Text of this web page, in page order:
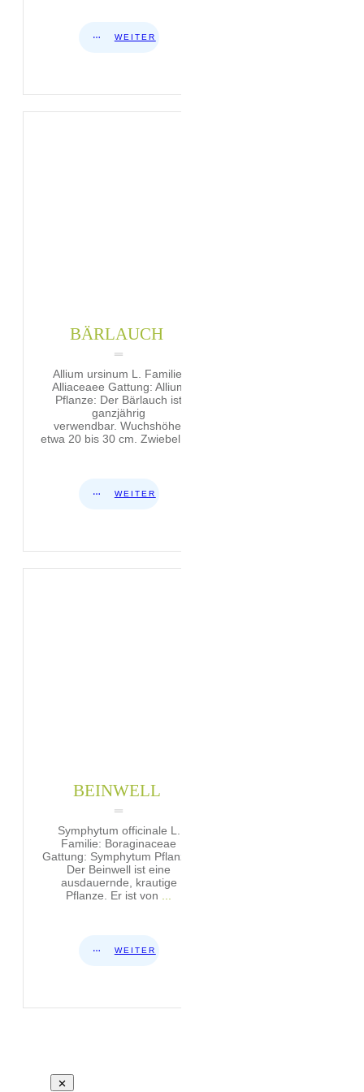
WEITER
BÄRLAUCH
Allium ursinum L. Familie:
Alliaceaee Gattung: Allium
Pflanze: Der Bärlauch ist
ganzjährig
verwendbar. Wuchshöhe:
etwa 20 bis 30 cm. Zwiebel:
WEITER
BEINWELL
Symphytum officinale L.
Familie: Boraginaceae
Gattung: Symphytum Pflanze:
Der Beinwell ist eine
ausdauernde, krautige
Pflanze. Er ist von
WEITER